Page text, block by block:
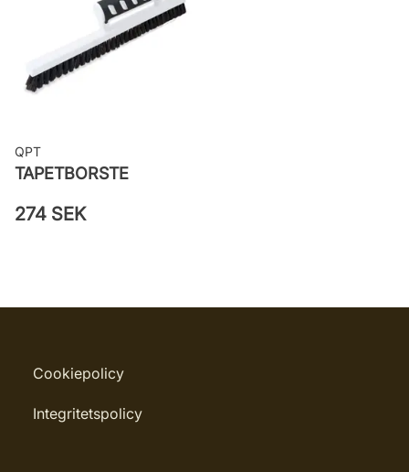
QPT
TAPETBORSTE
274 SEK
Cookiepolicy
Integritetspolicy